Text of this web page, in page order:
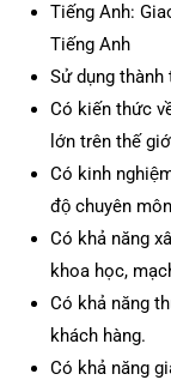
Tiếng Anh:
Tiếng Anh
Sử dụng
Có kiến thức
lớn trên thế
Có kinh
độ chuyên
Có khả năng
khoa học,
Có khả năng
khách hàng.
Có khả năng